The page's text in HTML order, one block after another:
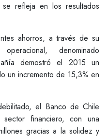
refleja en los resultados
ahorros, a través de su
denominado
demostró el 2015 un
un incremento de 15,3% en
el Banco de Chile
financiero, con una
gracias a la solidez y